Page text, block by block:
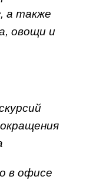
а также
овощи и
в офисе